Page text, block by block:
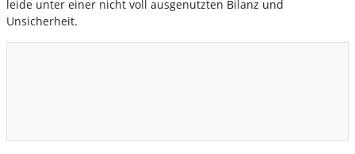
leide unter einer nicht voll ausgenutzten Bilanz und
Unsicherheit.